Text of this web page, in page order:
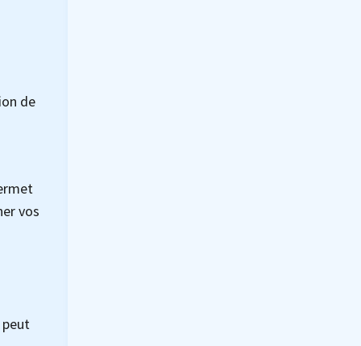
de
vos